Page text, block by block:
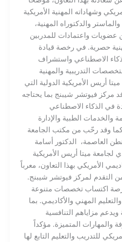
وشهاداته المهنية الأمريكية
والدكتوراه المهنية،
عضويات واعتمادات للمدربين
حصرية. في رخصة قيادة
الاصطناعي واستشراف
التدريبية والمهنية
أريس الأمريكية الدولية التي
مركز فيوتشر شيبنج بما يحتاجه
في الذكاء الاصطناعي
والخدمات الطبية والإدارة
كما وقد رحّب من مكتب الجامعة
العاصمة، الدكتور أسامة
لجامعة ميتا أريس الأمريكية
الأمريكي بهذا التعاون، معرباً
التقدم لمركز فيوتشر شيبنج.
اكتساب تخصصات متنوعة
المهني والأكاديمي. بما
مزاياهم التنافسية
والمهارات المتميزة. مؤكداً
للتدريب والتعليم التابع لها